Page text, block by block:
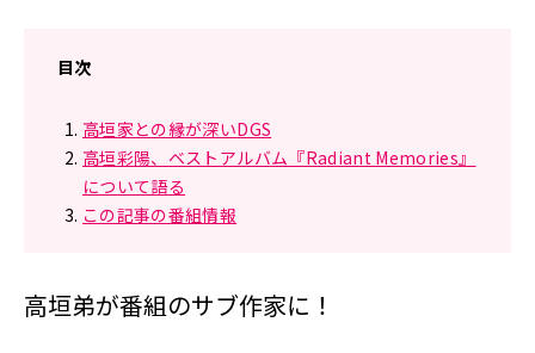
目次
高垣家との縁が深いDGS
高垣彩陽、ベストアルバム『Radiant Memories』
について語る
この記事の番組情報
高垣弟が番組のサブ作家に！